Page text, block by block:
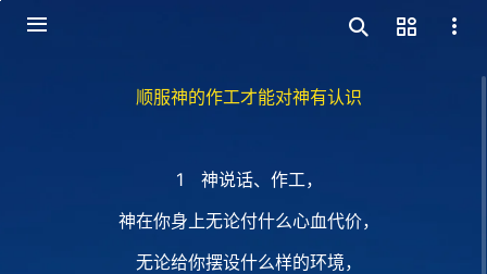
顺服神的作工才能对神有认识
1 神说话、作工，
神在你身上无论付什么心血代价，
无论给你摆设什么样的环境，